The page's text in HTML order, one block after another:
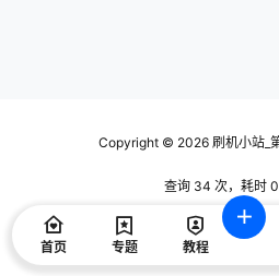
Copyright © 2026刷机小站_
查询 34 次，耗时
首页 专题 教程